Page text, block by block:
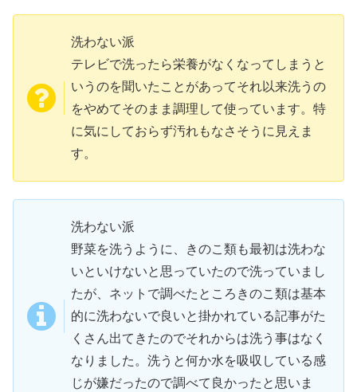
洗わない派
テレビで洗ったら栄養がなくなってしまうと
いうのを聞いたことがあってそれ以来洗うの
をやめてそのまま調理して使っています。特
に気にしておらず汚れもなさそうに見えま
す。
洗わない派
野菜を洗うように、きのこ類も最初は洗わな
いといけないと思っていたので洗っていまし
たが、ネットで調べたところきのこ類は基本
的に洗わないで良いと掛かれている記事がた
くさん出てきたのでそれからは洗う事はなく
なりました。洗うと何か水を吸収している感
じが嫌だったので調べて良かったと思いま